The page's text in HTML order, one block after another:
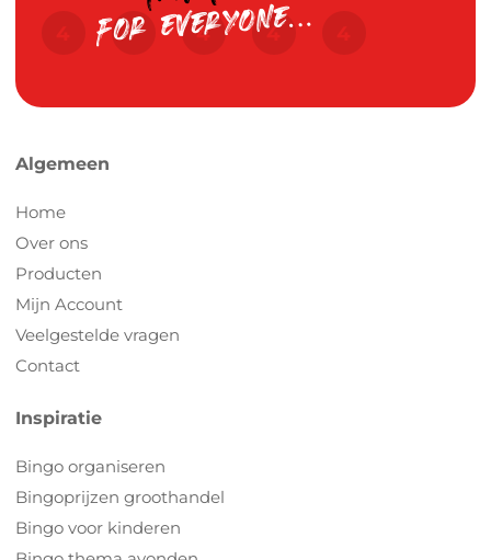
Algemeen
Home
Over ons
Producten
Mijn Account
Veelgestelde vragen
Contact
Inspiratie
Bingo organiseren
Bingoprijzen groothandel
Bingo voor kinderen